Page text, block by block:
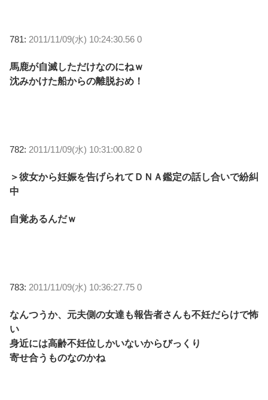
781: 2011/11/09(水) 10:24:30.56 0
馬鹿が自滅しただけなのにねｗ
沈みかけた船からの離脱おめ！
782: 2011/11/09(水) 10:31:00.82 0
＞彼女から妊娠を告げられてＤＮＡ鑑定の話し合いで紛糾
中
自覚あるんだｗ
783: 2011/11/09(水) 10:36:27.75 0
なんつうか、元夫側の女達も報告者さんも不妊だらけで怖
い
身近には高齢不妊位しかいないからびっくり
寄せ合うものなのかね